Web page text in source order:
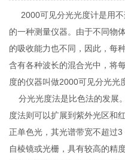
2000可见分光光度计是用不
的一种测量仪器。由于不同物
的吸收能力也不同，因此，每
含有各种波长的混合光中，将
度的仪器叫做2000可见分光光
分光光度法是比色法的发展
度法则可以扩展到紫外光区和
正单色光，其光谱带宽不超过
自棱镜或光栅，具有较高的精